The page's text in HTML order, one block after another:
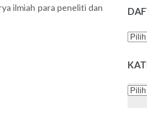
ilmiah para peneliti dan